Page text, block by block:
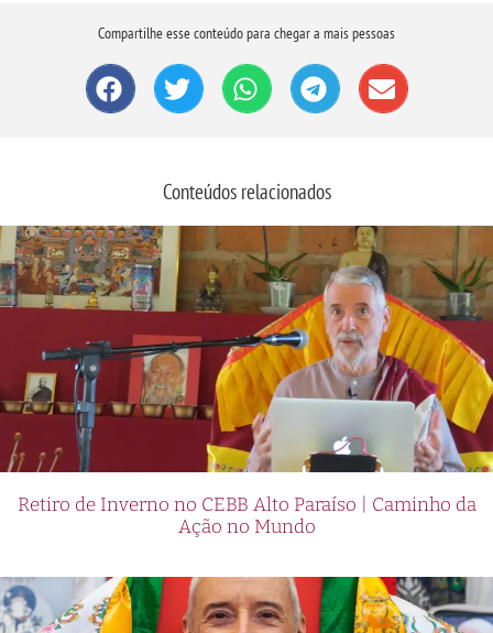
Compartilhe esse conteúdo para chegar a mais pessoas
Conteúdos relacionados
Retiro de Inverno no CEBB Alto Paraíso | Caminho da
Ação no Mundo